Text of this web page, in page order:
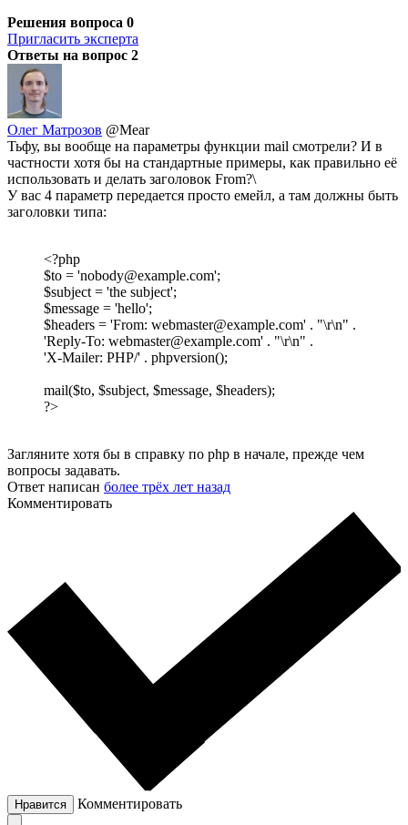
Решения вопроса 0
Пригласить эксперта
Ответы на вопрос 2
Олег Матрозов @Mear
Тьфу, вы вообще на параметры функции mail смотрели? И в
частности хотя бы на стандартные примеры, как правильно её
использовать и делать заголовок From?\
У вас 4 параметр передается просто емейл, а там должны быть
заголовки типа:
<?php
$to = 'nobody@example.com';
$subject = 'the subject';
$message = 'hello';
$headers = 'From: webmaster@example.com' . "\r\n" .
'Reply-To: webmaster@example.com' . "\r\n" .
'X-Mailer: PHP/' . phpversion();
mail($to, $subject, $message, $headers);
?>
Загляните хотя бы в справку по php в начале, прежде чем
вопросы задавать.
Ответ написан более трёх лет назад
Комментировать
Нравится Комментировать